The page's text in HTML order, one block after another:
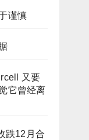
谨慎
又要
它曾经离
跌12月合